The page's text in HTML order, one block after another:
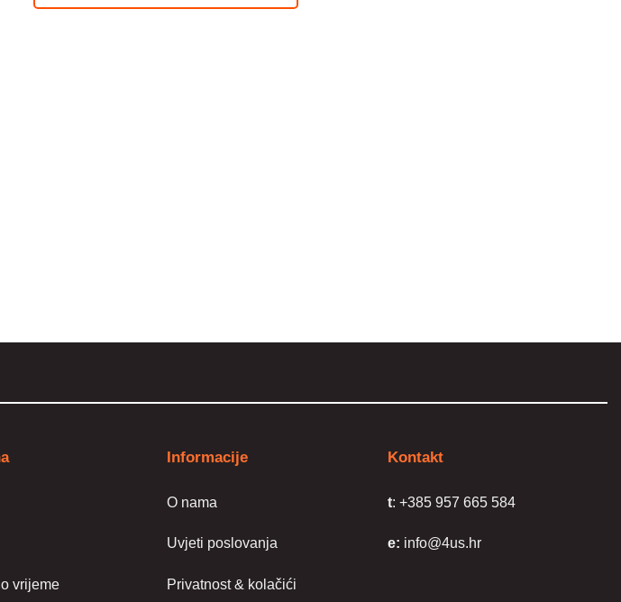
vrijeme
Informacije
O nama
Uvjeti poslovanja
Privatnost & kolačići
Kontakt
t: +385 957 665 584
e: info@4us.hr